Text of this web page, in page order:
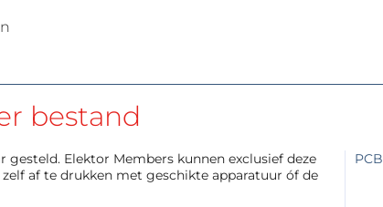
bestand
Elektor Members kunnen exclusief deze
af te drukken met geschikte apparatuur óf de
PCB